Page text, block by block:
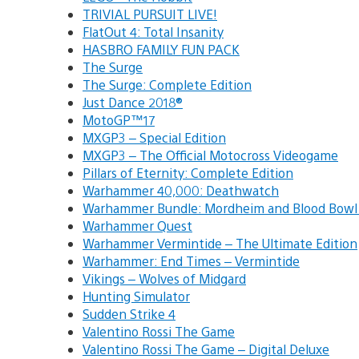
TRIVIAL PURSUIT LIVE!
FlatOut 4: Total Insanity
HASBRO FAMILY FUN PACK
The Surge
The Surge: Complete Edition
Just Dance 2018®
MotoGP™17
MXGP3 – Special Edition
MXGP3 – The Official Motocross Videogame
Pillars of Eternity: Complete Edition
Warhammer 40,000: Deathwatch
Warhammer Bundle: Mordheim and Blood
Warhammer Quest
Warhammer Vermintide – The Ultimate Edition
Warhammer: End Times – Vermintide
Vikings – Wolves of Midgard
Hunting Simulator
Sudden Strike 4
Valentino Rossi The Game
Valentino Rossi The Game – Digital Deluxe